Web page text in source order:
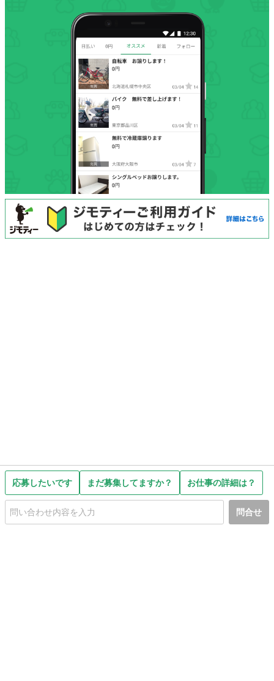
応募したいです まだ募集してますか？ お仕事の詳細は？
問合せ